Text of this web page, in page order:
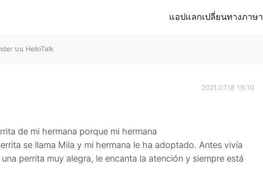
แอปแลกเปลี่ยนทางภาษา
บน HelloTalk
2021.07.18 19:10
de mi hermana porque mi hermana
se llama Mila y mi hermana le ha adoptado. Antes vivía
perrita muy alegra, le encanta la atención y siempre está